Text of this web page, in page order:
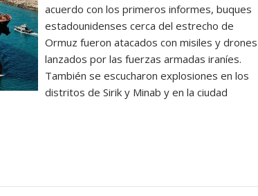
acuerdo con los primeros informes, buques
estadounidenses cerca del estrecho de
Ormuz fueron atacados con misiles y drones
lanzados por las fuerzas armadas iraníes.
También se escucharon explosiones en los
distritos de Sirik y Minab y en la ciudad